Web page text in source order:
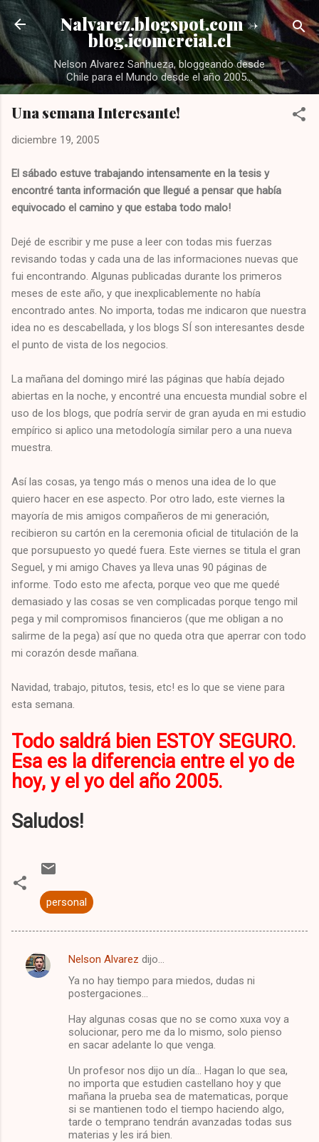
Ir al contenido principal
Nalvarez.blogspot.com ->
blog.icomercial.cl
Nelson Alvarez Sanhueza, bloggeando desde
Chile para el Mundo desde el año 2005...
Una semana Interesante!
diciembre 19, 2005
El sábado estuve trabajando intensamente en la tesis y
encontré tanta información que llegué a pensar que había
equivocado el camino y que estaba todo malo!
Dejé de escribir y me puse a leer con todas mis fuerzas
revisando todas y cada una de las informaciones nuevas que
fui encontrando. Algunas publicadas durante los primeros
meses de este año, y que inexplicablemente no había
encontrado antes. No importa, todas me indicaron que nuestra
idea no es descabellada, y los blogs SÍ son interesantes desde
el punto de vista de los negocios.
La mañana del domingo miré las páginas que había dejado
abiertas en la noche, y encontré una encuesta mundial sobre el
uso de los blogs, que podría servir de gran ayuda en mi estudio
empírico si aplico una metodología similar pero a una nueva
muestra.
Así las cosas, ya tengo más o menos una idea de lo que
quiero hacer en ese aspecto. Por otro lado, este viernes la
mayoría de mis amigos compañeros de mi generación,
recibieron su cartón en la ceremonia oficial de titulación de la
que porsupuesto yo quedé fuera. Este viernes se titula el gran
Seguel, y mi amigo Chaves ya lleva unas 90 páginas de
informe. Todo esto me afecta, porque veo que me quedé
demasiado y las cosas se ven complicadas porque tengo mil
pega y mil compromisos financieros (que me obligan a no
salirme de la pega) así que no queda otra que aperrar con todo
mi corazón desde mañana.
Navidad, trabajo, pitutos, tesis, etc! es lo que se viene para
esta semana.
Todo saldrá bien ESTOY SEGURO.
Esa es la diferencia entre el yo de
hoy, y el yo del año 2005.
Saludos!
personal
C
Nelson Alvarez dijo…
Ya no hay tiempo para miedos, dudas ni
postergaciones...
Hay algunas cosas que no se como xuxa voy a
solucionar, pero me da lo mismo, solo pienso
en sacar adelante lo que venga.
Un profesor nos dijo un día... Hagan lo que sea,
no importa que estudien castellano hoy y que
mañana la prueba sea de matematicas, porque
si se mantienen todo el tiempo haciendo algo,
tarde o temprano tendrán avanzadas todas sus
materias y les irá bien.